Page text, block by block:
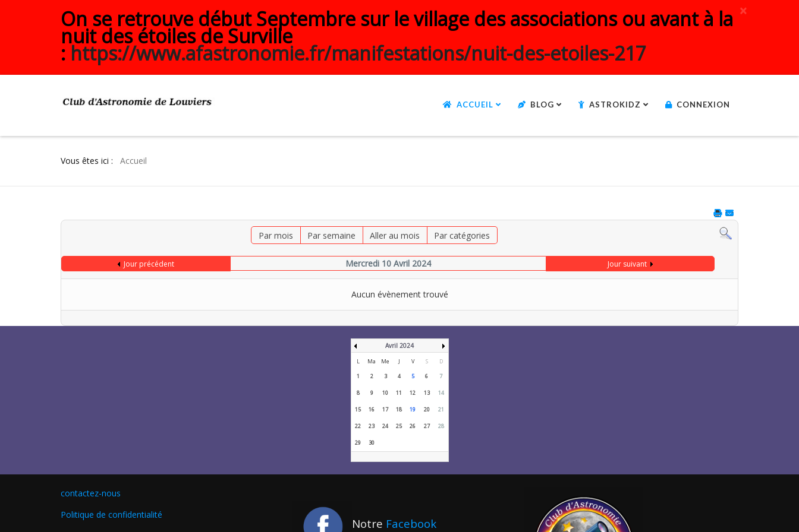
×
On se retrouve début Septembre sur le village des associations ou avant à la
nuit des étoiles de Surville
: https://www.afastronomie.fr/manifestations/nuit-des-etoiles-217
ACCUEIL BLOG ASTROKIDZ CONNEXION
Vous êtes ici : Accueil
Par mois Par semaine Aller au mois Par catégories
Jour précédent Mercredi 10 Avril 2024 Jour suivant
Aucun évènement trouvé
Avril 2024
L Ma Me J V S
D
1
2 3 4 5 6 7
8 9 10 11 12 13 14
15 16 17 18 19 20 21
22 23 24 25 26 27 28
29 30
contactez-nous
Politique de confidentialité
Notre Facebook